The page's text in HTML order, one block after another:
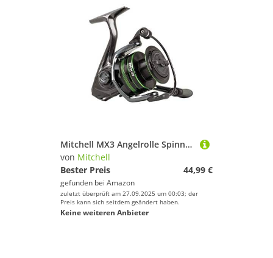
Mitchell MX3 Angelrolle Spinnrollen Allround Angeln Unisex Schwarz 2000 Frontbremse
von Mitchell
Bester Preis
44,99 €
gefunden bei Amazon
zuletzt überprüft am 27.09.2025 um 00:03; der
Preis kann sich seitdem geändert haben.
Keine weiteren Anbieter